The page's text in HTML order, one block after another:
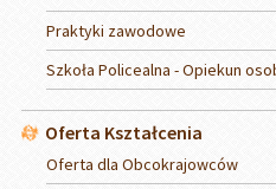
Praktyki zawodowe
Szkoła Policealna - Opiekun
Oferta Kształcenia
Oferta dla Obcokrajowców